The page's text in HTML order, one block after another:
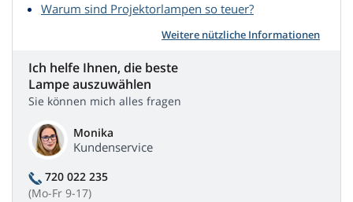
Warum sind Projektorlampen so teuer?
Weitere nützliche Informationen
Ich helfe Ihnen, die beste
Lampe auszuwählen
Sie können mich alles fragen
Monika
Kundenservice
720 022 235
(Mo-Fr 9-17)